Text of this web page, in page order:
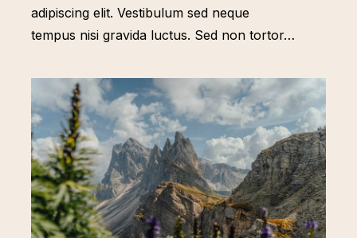
adipiscing elit. Vestibulum sed neque
tempus nisi gravida luctus. Sed non tortor…